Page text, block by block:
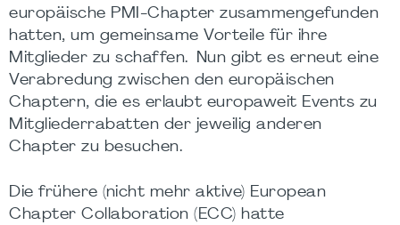
europäische PMI-Chapter zusammengefunden
hatten, um gemeinsame Vorteile für ihre
Mitglieder zu schaffen. Nun gibt es erneut eine
Verabredung zwischen den europäischen
Chaptern, die es erlaubt europaweit Events zu
Mitgliederrabatten der jeweilig anderen
Chapter zu besuchen.
Die frühere (nicht mehr aktive) European
Chapter Collaboration (ECC) hatte